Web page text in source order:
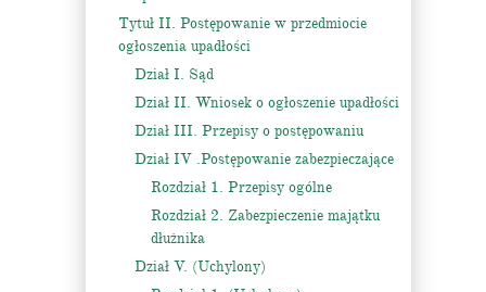
Tytuł II. Postępowanie w przedmiocie
ogłoszenia upadłości
Dział I. Sąd
Dział II. Wniosek o ogłoszenie upadłości
Dział III. Przepisy o postępowaniu
Dział IV .Postępowanie zabezpieczające
Rozdział 1. Przepisy ogólne
Rozdział 2. Zabezpieczenie majątku
dłużnika
Dział V. (Uchylony)